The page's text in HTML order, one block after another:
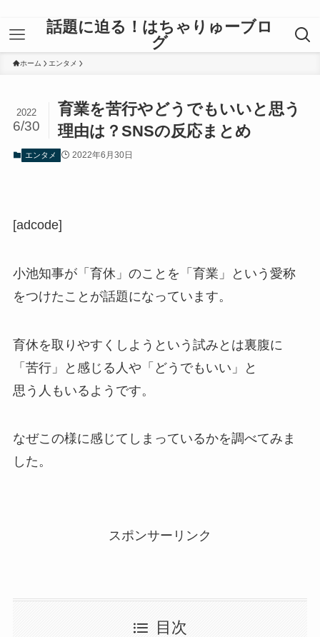
話題に迫る！はちゃりゅーブロ
グ
ホーム エンタメ
育業を苦行やどうでもいいと思う
理由は？SNSの反応まとめ
2022
6/30
エンタメ 2022年6月30日
[adcode]
小池知事が「育休」のことを「育業」という愛称
をつけたことが話題になっています。
育休を取りやすくしようという試みとは裏腹に
「苦行」と感じる人や「どうでもいい」と
思う人もいるようです。
なぜこの様に感じてしまっているかを調べてみま
した。
スポンサーリンク
目次